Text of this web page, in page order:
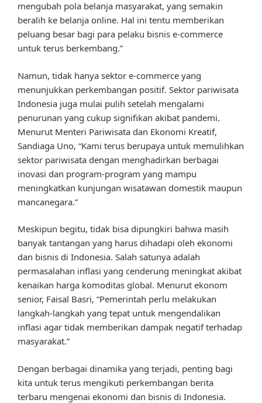
mengubah pola belanja masyarakat, yang semakin
beralih ke belanja online. Hal ini tentu memberikan
peluang besar bagi para pelaku bisnis e-commerce
untuk terus berkembang.”
Namun, tidak hanya sektor e-commerce yang
menunjukkan perkembangan positif. Sektor pariwisata
Indonesia juga mulai pulih setelah mengalami
penurunan yang cukup signifikan akibat pandemi.
Menurut Menteri Pariwisata dan Ekonomi Kreatif,
Sandiaga Uno, “Kami terus berupaya untuk memulihkan
sektor pariwisata dengan menghadirkan berbagai
inovasi dan program-program yang mampu
meningkatkan kunjungan wisatawan domestik maupun
mancanegara.”
Meskipun begitu, tidak bisa dipungkiri bahwa masih
banyak tantangan yang harus dihadapi oleh ekonomi
dan bisnis di Indonesia. Salah satunya adalah
permasalahan inflasi yang cenderung meningkat akibat
kenaikan harga komoditas global. Menurut ekonom
senior, Faisal Basri, “Pemerintah perlu melakukan
langkah-langkah yang tepat untuk mengendalikan
inflasi agar tidak memberikan dampak negatif terhadap
masyarakat.”
Dengan berbagai dinamika yang terjadi, penting bagi
kita untuk terus mengikuti perkembangan berita
terbaru mengenai ekonomi dan bisnis di Indonesia.